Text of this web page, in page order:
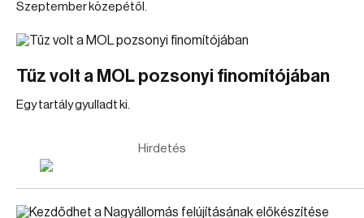
Szeptember közepétől.
Tűz volt a MOL pozsonyi finomítójában
Egy tartály gyulladt ki.
Hirdetés